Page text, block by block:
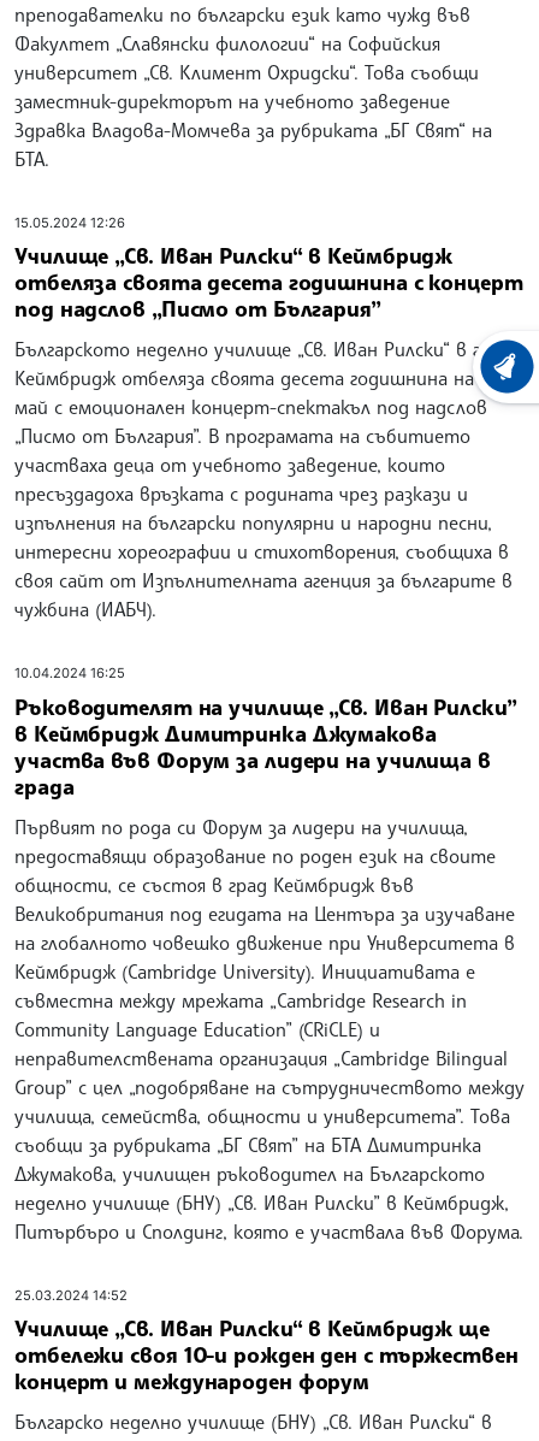
преподавателки по български език като чужд във
Факултет „Славянски филологии“ на Софийския
университет „Св. Климент Охридски“. Това съобщи
заместник-директорът на учебното заведение
Здравка Владова-Момчева за рубриката „БГ Свят“ на
БТА.
15.05.2024 12:26
Училище „Св. Иван Рилски“ в Кеймбридж
отбеляза своята десета годишнина с концерт
под надслов „Писмо от България”
Българското неделно училище „Св. Иван Рилски“ в град
Кеймбридж отбеляза своята десета годишнина на 11
май с емоционален концерт-спектакъл под надслов
„Писмо от България”. В програмата на събитието
участваха деца от учебното заведение, които
пресъздадоха връзката с родината чрез разкази и
изпълнения на български популярни и народни песни,
интересни хореографии и стихотворения, съобщиха в
своя сайт от Изпълнителната агенция за българите в
чужбина (ИАБЧ).
10.04.2024 16:25
Ръководителят на училище „Св. Иван Рилски”
в Кеймбридж Димитринка Джумакова
участва във Форум за лидери на училища в
града
Първият по рода си Форум за лидери на училища,
предоставящи образование по роден език на своите
общности, се състоя в град Кеймбридж във
Великобритания под егидата на Центъра за изучаване
на глобалното човешко движение при Университета в
Кеймбридж (Cambridge University). Инициативата е
съвместна между мрежата „Cambridge Research in
Community Language Education” (CRiCLE) и
неправителствената организация „Cambridge Bilingual
Group” с цел „подобряване на сътрудничеството между
училища, семейства, общности и университета”. Това
съобщи за рубриката „БГ Свят” на БТА Димитринка
Джумакова, училищен ръководител на Българското
неделно училище (БНУ) „Св. Иван Рилски” в Кеймбридж,
Питърбъро и Сполдинг, която е участвала във Форума.
25.03.2024 14:52
Училище „Св. Иван Рилски“ в Кеймбридж ще
отбележи своя 10-и рожден ден с тържествен
концерт и международен форум
Българско неделно училище (БНУ) „Св. Иван Рилски“ в